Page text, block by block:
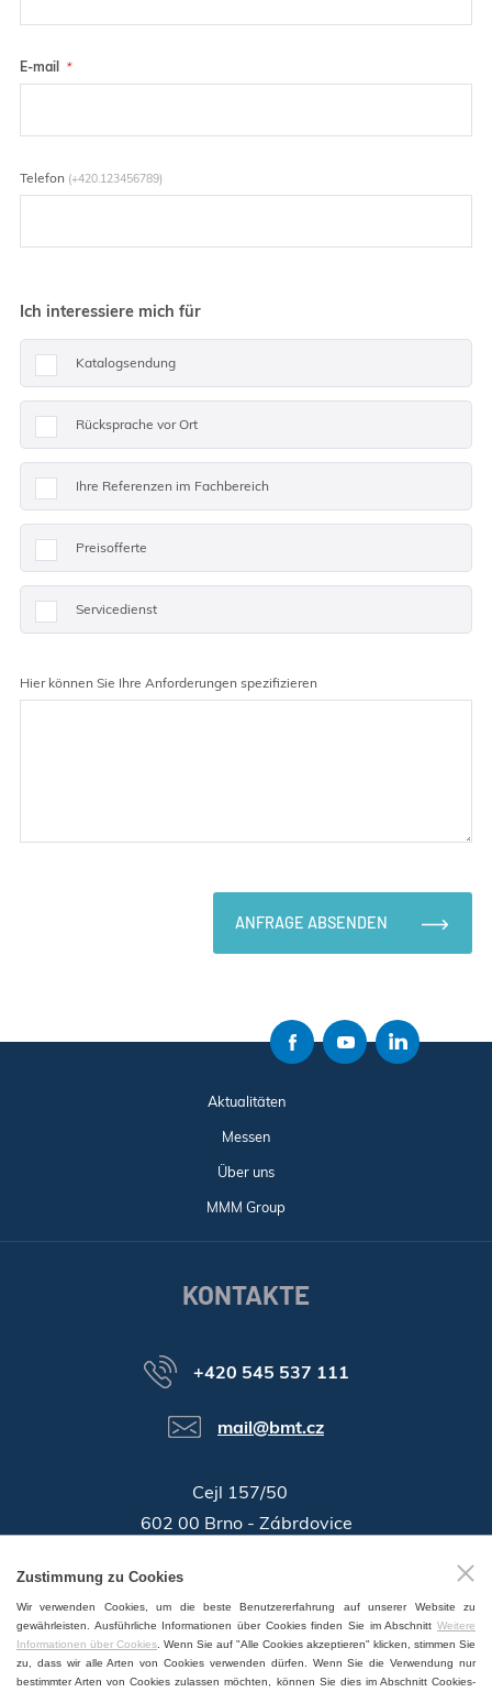
E-mail
Telefon (+420.123456789)
Ich interessiere mich für
Katalogsendung
Rücksprache vor Ort
Ihre Referenzen im Fachbereich
Preisofferte
Servicedienst
Hier können Sie Ihre Anforderungen spezifizieren
ANFRAGE ABSENDEN
Aktualitäten
Messen
Über uns
MMM Group
KONTAKTE
+420 545 537 111
mail@bmt.cz
Cejl 157/50
602 00 Brno - Zábrdovice
Identifikationsnummer:
GPS: 49°11'55.196"N, 16°37'19.559"E
Zustimmung zu Cookies
Wir verwenden Cookies, um die beste Benutzererfahrung auf unserer Website zu
gewährleisten. Ausführliche Informationen über Cookies finden Sie im Abschnitt Weitere
Informationen über Cookies . Wenn Sie auf "Alle Cookies akzeptieren" klicken, stimmen Sie
zu, dass wir alle Arten von Cookies verwenden dürfen. Wenn Sie die Verwendung nur
bestimmter Arten von Cookies zulassen möchten, können Sie dies im Abschnitt Cookies-